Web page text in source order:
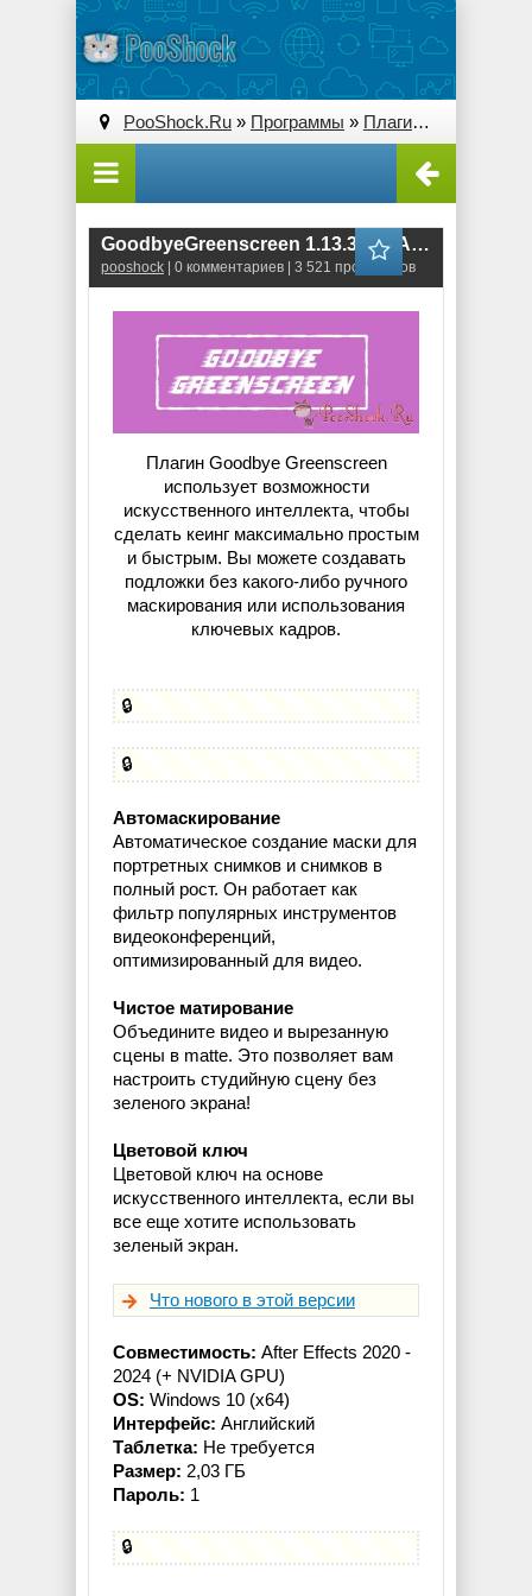
PooShock.Ru » Программы » Плагины (Plug-ins)
GoodbyeGreenscreen 1.13.3 (for After Effects)
pooshock | 0 комментариев | 3 521 просмотров
Плагин Goodbye Greenscreen
использует возможности
искусственного интеллекта, чтобы
сделать кеинг максимально простым
и быстрым. Вы можете создавать
подложки без какого-либо ручного
маскирования или использования
ключевых кадров.
🔒
🔒
Автомаскирование
Автоматическое создание маски для
портретных снимков и снимков в
полный рост. Он работает как
фильтр популярных инструментов
видеоконференций,
оптимизированный для видео.
Чистое матирование
Объедините видео и вырезанную
сцены в matte. Это позволяет вам
настроить студийную сцену без
зеленого экрана!
Цветовой ключ
Цветовой ключ на основе
искусственного интеллекта, если вы
все еще хотите использовать
зеленый экран.
Что нового в этой версии
Совместимость: After Effects 2020 -
2024 (+ NVIDIA GPU)
OS: Windows 10 (x64)
Интерфейс: Английский
Таблетка: Не требуется
Размер: 2,03 ГБ
Пароль: 1
🔒